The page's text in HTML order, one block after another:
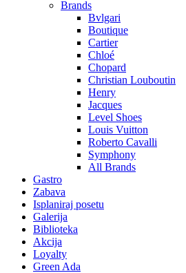
Brands
Bvlgari
Boutique
Cartier
Chloé
Chopard
Christian Louboutin
Henry
Jacques
Level Shoes
Louis Vuitton
Roberto Cavalli
Symphony
All Brands
Gastro
Zabava
Isplaniraj posetu
Galerija
Biblioteka
Akcija
Loyalty
Green Ada